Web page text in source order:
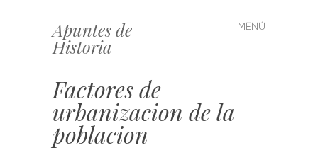
Apuntes de
Historia
MENÚ
Saltar
al
Factores de
urbanizacion de la
poblacion